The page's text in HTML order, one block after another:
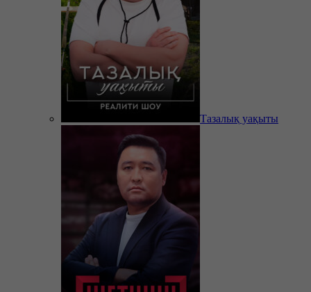
Тазалық уақыты